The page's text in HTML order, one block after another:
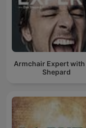
Armchair Expert with
Shepard